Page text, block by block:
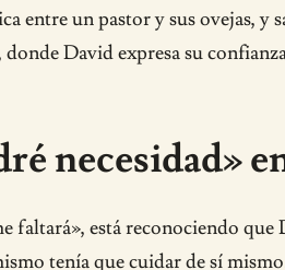
entre un pastor y sus ovejas,
David expresa su
necesidad»
faltará», está reconociendo
tenía que cuidar de sí